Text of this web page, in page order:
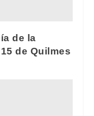
de la
de Quilmes